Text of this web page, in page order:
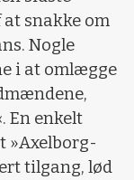
snakke om
Nogle
i at omlægge
En enkelt
»Axelborg-
tilgang, lød